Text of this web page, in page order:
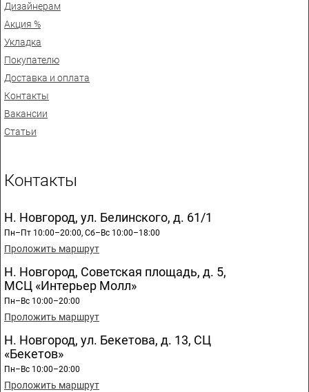
Дизайнерам
Акция %
Укладка
Покупателю
Доставка и оплата
Контакты
Вакансии
Статьи
Контакты
Н. Новгород, ул. Белинского, д. 61/1
Пн–Пт 10:00–20:00, Сб–Вс 10:00–18:00
Проложить маршрут
Н. Новгород, Советская площадь, д. 5,
МСЦ «Интерьер Молл»
Пн–Вс 10:00–20:00
Проложить маршрут
Н. Новгород, ул. Бекетова, д. 13, СЦ
«Бекетов»
Пн–Вс 10:00–20:00
Проложить маршрут